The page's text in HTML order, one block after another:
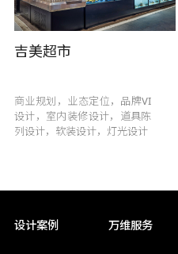
吉美超市
商业规划，业态定位，品牌VI
设计，室内装修设计，道具陈
列设计，软装设计，灯光设计
设计案例 万维服务